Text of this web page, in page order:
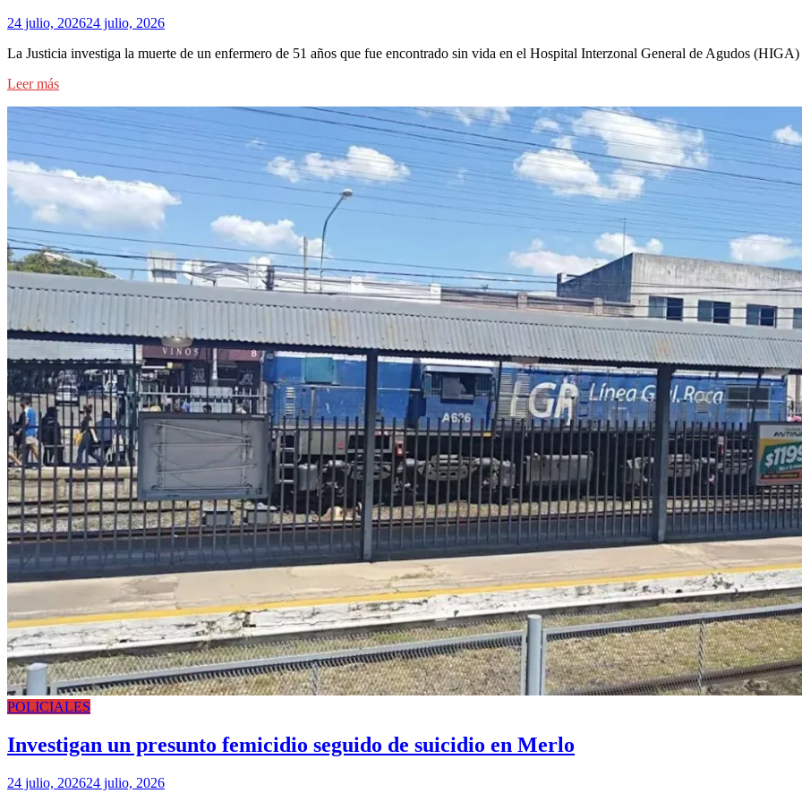
24 julio, 202624 julio, 2026
La Justicia investiga la muerte de un enfermero de 51 años que fue encontrado sin vida en el Hospital Interzonal General de Agudos (HIGA)
Leer más
POLICIALES
Investigan un presunto femicidio seguido de suicidio en Merlo
24 julio, 202624 julio, 2026